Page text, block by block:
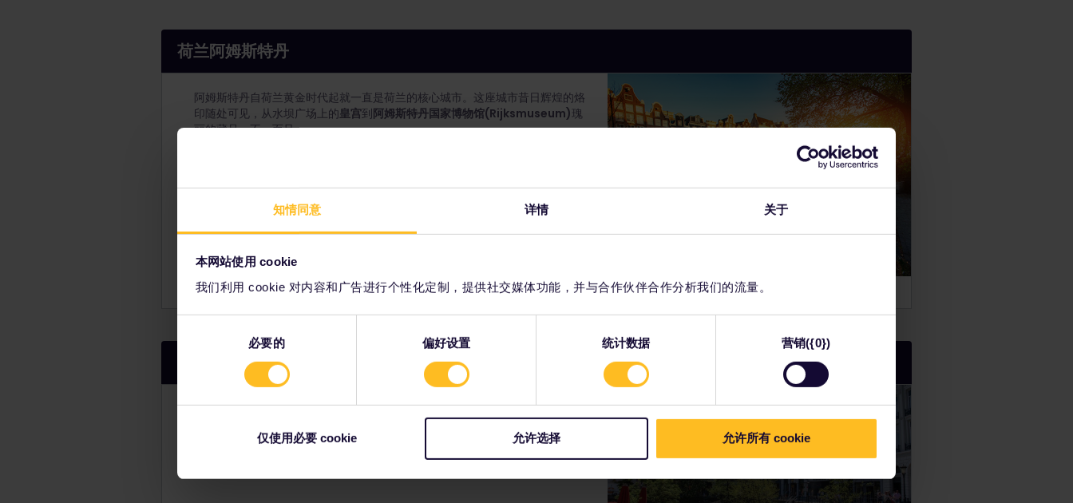
知情同意 详情 关于
本网站使用 cookie
我们利用 cookie 对内容和广告进行个性化定制，提供社交媒体功能，并与合作伙伴合作分析我们的流量。
意
择
必要的 偏好设置 统计数据 营销({0})
仅使用必要 cookie 允许选择 允许所有 cookie
荷兰阿姆斯特丹
阿姆斯特丹自荷兰黄金时代起就一直是荷兰的核心城市。这座城市昔日辉煌的烙
印随处可见，从水坝广场上的皇宫到阿姆斯特丹国家博物馆(Rijksmuseum) 瑰
丽的藏品，不一而足。
参观二战期间安妮及其家人藏身的
信步穿过红灯区，探寻城市肮脏的一面
荷兰乌特勒支
乌特勒支运河独具特色：码头临水面而建，夏日时露台林立。您可乘坐游船或水
上自行车沿着这条老运河漂流，体验真正的水城。
欣赏壮丽的全城景色